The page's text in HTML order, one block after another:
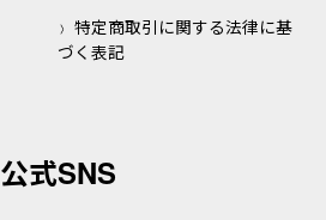
特定商取引に関する法律に基
づく表記
公式SNS